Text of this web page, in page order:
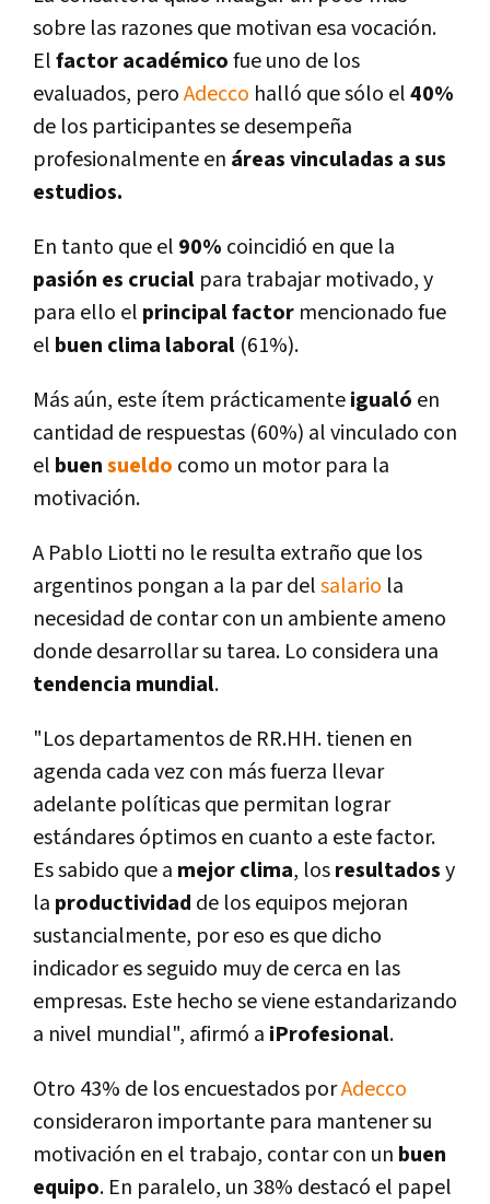
sobre las razones que motivan esa vocación.
Elfactor académicofue uno de los
evaluados, peroAdecco halló que sólo el40%
de los participantes se desempeña
profesionalmente en áreas vinculadas a sus
estudios.
En tanto que el 90% coincidió en que la
pasión es crucial para trabajar motivado, y
para ello el principal factor mencionado fue
el buen clima laboral (61%).
Más aún, este í­tem prácticamenteigualó en
cantidad de respuestas (60%) al vinculado con
el buensueldo como un motor para la
motivación.
A Pablo Liotti no le resulta extraño que los
argentinos pongan a la par delsalario la
necesidad de contar con un ambiente ameno
donde desarrollar su tarea. Lo considera una
tendencia mundial.
"Los departamentos de RR.HH. tienen en
agenda cada vez con más fuerza llevar
adelante polí­ticas que permitan lograr
estándares óptimos en cuanto a este factor.
Es sabido que a mejor clima, losresultadosy
la productividad de los equipos mejoran
sustancialmente, por eso es que dicho
indicador es seguido muy de cerca en las
empresas. Este hecho se viene estandarizando
a nivel mundial", afirmó a iProfesional.
Otro 43% de los encuestados porAdecco
consideraron importante para mantener su
motivación en el trabajo, contar con un buen
equipo. En paralelo, un 38% destacó el papel